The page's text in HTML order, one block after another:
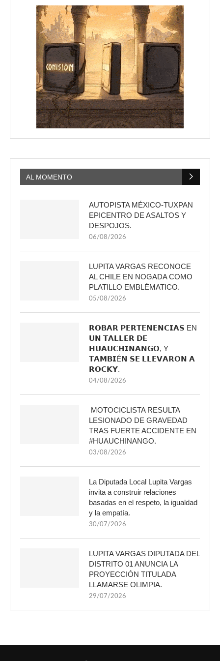
AL MOMENTO
AUTOPISTA MÉXICO-TUXPAN
EPICENTRO DE ASALTOS Y
DESPOJOS.
06/08/2026
LUPITA VARGAS RECONOCE
AL CHILE EN NOGADA COMO
PLATILLO EMBLÉMATICO.
05/08/2026
𝗥𝗢𝗕𝗔𝗥 𝗣𝗘𝗥𝗧𝗘𝗡𝗘𝗡𝗖𝗜𝗔𝗦 EN
𝗨𝗡 𝗧𝗔𝗟𝗟𝗘𝗥 𝗗𝗘
𝗛𝗨𝗔𝗨𝗖𝗛𝗜𝗡𝗔𝗡𝗚𝗢, Y
𝗧𝗔𝗠𝗕𝗜É𝗡 𝗦𝗘 𝗟𝗟𝗘𝗩𝗔𝗥𝗢𝗡 𝗔
𝗥𝗢𝗖𝗞𝗬.
04/08/2026
MOTOCICLISTA RESULTA
LESIONADO DE GRAVEDAD
TRAS FUERTE ACCIDENTE EN
#HUAUCHINANGO.
03/08/2026
La Diputada Local Lupita Vargas
invita a construir relaciones
basadas en el respeto, la igualdad
y la empatía.
30/07/2026
LUPITA VARGAS DIPUTADA DEL
DISTRITO 01 ANUNCIA LA
PROYECCIÓN TITULADA
LLAMARSE OLIMPIA.
29/07/2026